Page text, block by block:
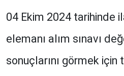
04 Ekim 2024 tarihinde
elemanı alım sınavı
sonuçlarını görmek için